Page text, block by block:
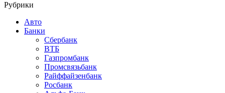
Рубрики
Авто
Банки
Сбербанк
ВТБ
Газпромбанк
Промсвязьбанк
Райффайзенбанк
Росбанк